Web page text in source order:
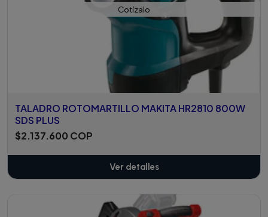
Cotízalo
TALADRO ROTOMARTILLO MAKITA HR2810 800W
SDS PLUS
$2.137.600 COP
Ver detalles